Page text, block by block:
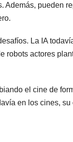
Además, pueden
La IA
robots actores
el cine de
en los cines,